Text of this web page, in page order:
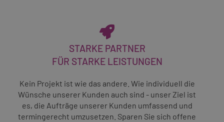
STARKE PARTNER
FÜR STARKE LEISTUNGEN
Kein Projekt ist wie das andere. Wie individuell die
Wünsche unserer Kunden auch sind - unser Ziel ist
es, die Aufträge unserer Kunden umfassend und
termingerecht umzusetzen. Sparen Sie sich offene